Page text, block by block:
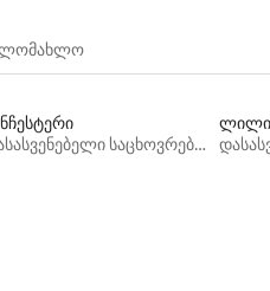
დასასვენებელი საცხოვრებლები
ლილი